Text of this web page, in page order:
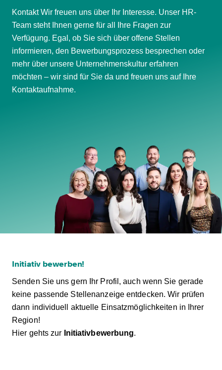
Kontakt Wir freuen uns über Ihr Interesse. Unser HR-
Team steht Ihnen gerne für all Ihre Fragen zur
Verfügung. Egal, ob Sie sich über offene Stellen
informieren, den Bewerbungsprozess besprechen oder
mehr über unsere Unternehmenskultur erfahren
möchten – wir sind für Sie da und freuen uns auf Ihre
Kontaktaufnahme.
Initiativ bewerben!
Senden Sie uns gern Ihr Profil, auch wenn Sie gerade
keine passende Stellenanzeige entdecken. Wir prüfen
dann individuell aktuelle Einsatzmöglichkeiten in Ihrer
Region!
Hier gehts zur Initiativbewerbung.